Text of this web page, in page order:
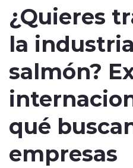
Regionales
Internacional
¿Quieres
la
salmón?
qué
empresas